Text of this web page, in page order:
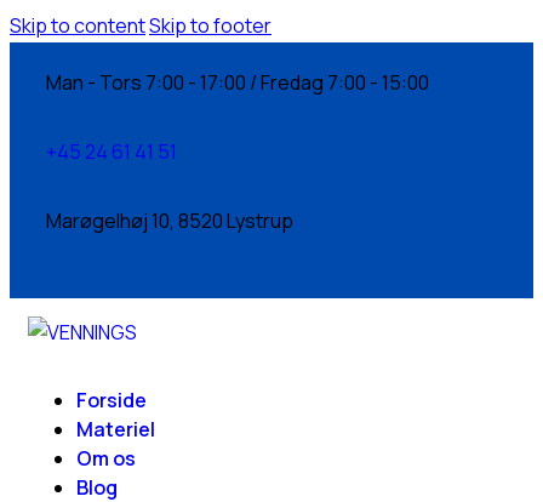
Skip to contentSkip to footer
Man - Tors 7:00 - 17:00 / Fredag 7:00 - 15:00
+45 24 61 41 51
Marøgelhøj 10, 8520 Lystrup
Forside
Materiel
Om os
Blog